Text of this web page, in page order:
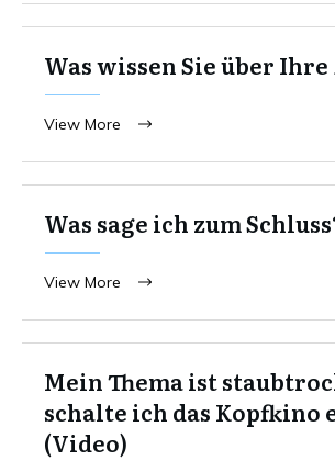
Was wissen Sie über
View More
Was sage ich zum
View More
Mein Thema ist
schalte ich das Kopfkino
(Video)